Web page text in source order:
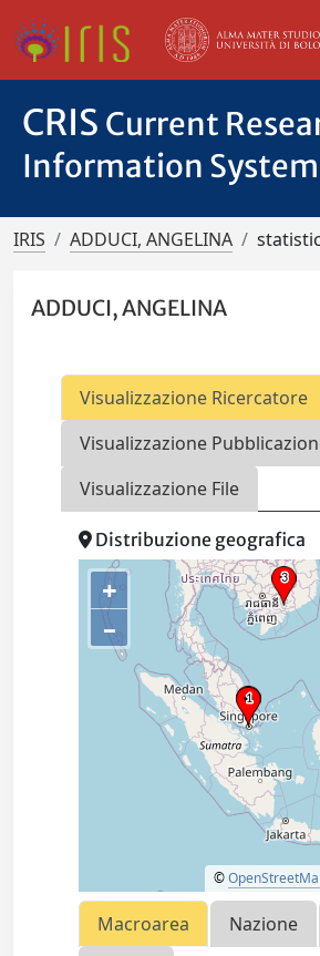
CRIS Current
Information System
IRIS ADDUCI, ANGELINA
ADDUCI, ANGELINA
Visualizzazione Ricercatore
Visualizzazione
Visualizzazione File
Distribuzione geografica
+
–
©
Macroarea Nazione